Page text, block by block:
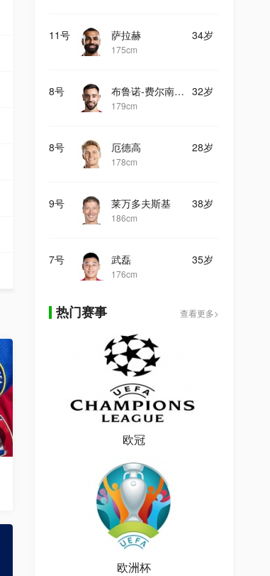
11号 34岁
萨拉赫
175cm
8号 32岁
布鲁诺-费尔南德斯
179cm
8号 28岁
厄德高
178cm
9号 38岁
莱万多夫斯基
186cm
7号 35岁
武磊
176cm
热门赛事 查看更多>
欧冠
欧洲杯